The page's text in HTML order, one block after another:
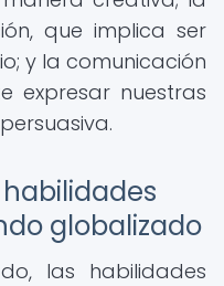
que implica ser
y la comunicación
expresar nuestras
globalizado
las habilidades